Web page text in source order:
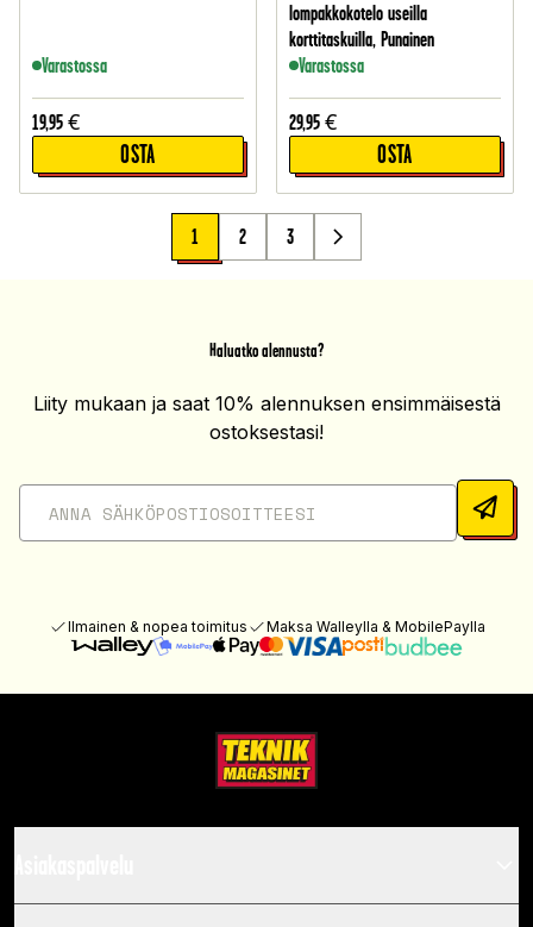
Varastossa
19,95 €
OSTA
lompakkokotelo useilla
korttitaskuilla, Punainen
Varastossa
29,95 €
OSTA
1 2 3
Haluatko alennusta?
Liity mukaan ja saat 10% alennuksen ensimmäisestä
ostoksestasi!
Ilmainen & nopea toimitus Maksa Walleylla & MobilePaylla